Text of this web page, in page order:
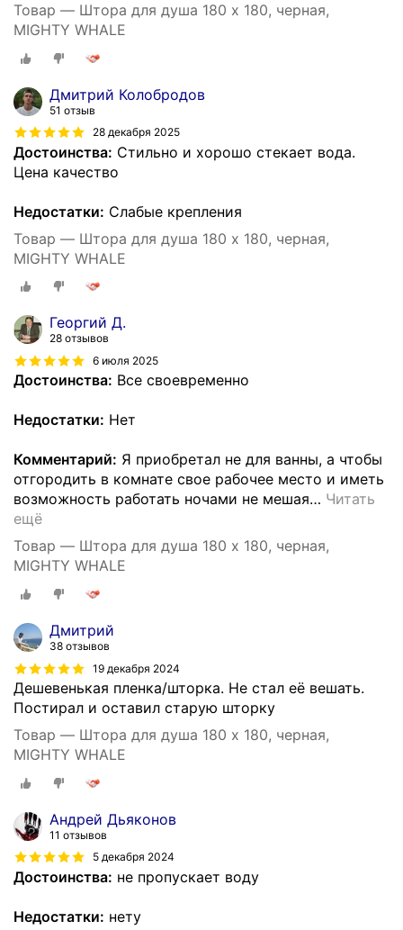
Товар — Штора для душа 180 x 180, черная,
MIGHTY WHALE
Дмитрий Колобродов
51 отзыв
28 декабря 2025
Достоинства: Стильно и хорошо стекает вода.
Цена качество
Недостатки: Слабые крепления
Товар — Штора для душа 180 x 180, черная,
MIGHTY WHALE
Георгий Д.
28 отзывов
6 июля 2025
Достоинства: Все своевременно
Недостатки: Нет
Комментарий: Я приобретал не для ванны, а чтобы
отгородить в комнате свое рабочее место и иметь
возможность работать ночами не мешая… Читать
ещё
Товар — Штора для душа 180 x 180, черная,
MIGHTY WHALE
Дмитрий
38 отзывов
19 декабря 2024
Дешевенькая пленка/шторка. Не стал её вешать.
Постирал и оставил старую шторку
Товар — Штора для душа 180 x 180, черная,
MIGHTY WHALE
Андрей Дьяконов
11 отзывов
5 декабря 2024
Достоинства: не пропускает воду
Недостатки: нету